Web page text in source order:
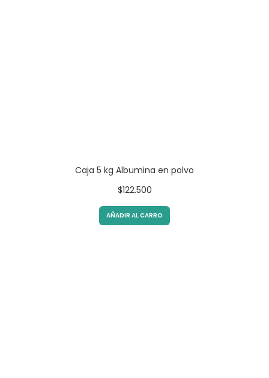
Caja 5 kg Albumina en polvo
$122.500
AÑADIR AL CARRO